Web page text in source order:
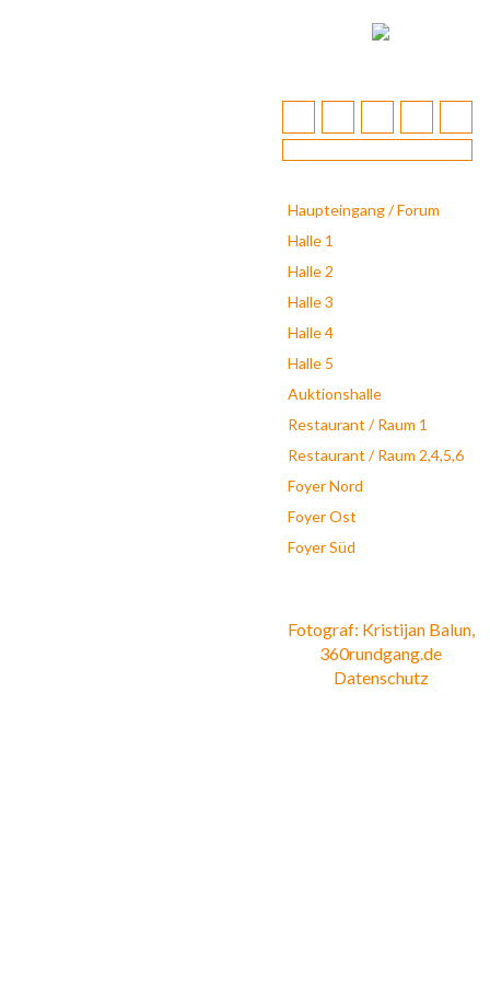
Haupteingang / Forum
Halle 1
Halle 2
Halle 3
Halle 4
Halle 5
Auktionshalle
Restaurant / Raum 1
Restaurant / Raum 2,4,5,6
Foyer Nord
Foyer Ost
Foyer Süd
Fotograf: Kristijan Balun,
360rundgang.de
Datenschutz